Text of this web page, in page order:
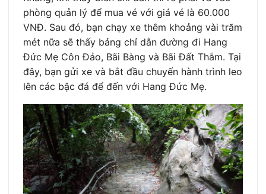
phòng quản lý để mua vé với giá vé là 60.000
VNĐ. Sau đó, bạn chạy xe thêm khoảng vài trăm
mét nữa sẽ thấy bảng chỉ dẫn đường đi Hang
Đức Mẹ Côn Đảo, Bãi Bàng và Bãi Đất Thắm. Tại
đây, bạn gửi xe và bắt đầu chuyến hành trình leo
lên các bậc đá để đến với Hang Đức Mẹ.